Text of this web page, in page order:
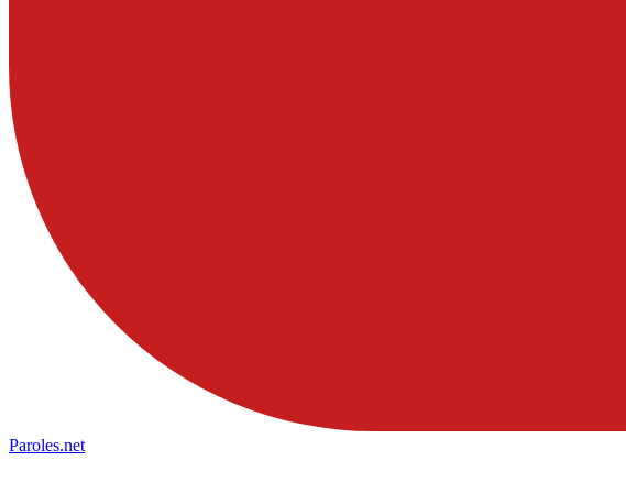
Paroles.net